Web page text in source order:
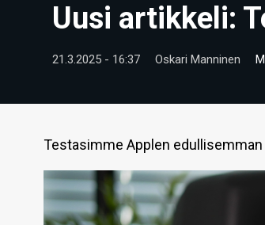
Uusi artikkeli:
21.3.2025 - 16:37 Oskari Manninen
Testasimme Applen